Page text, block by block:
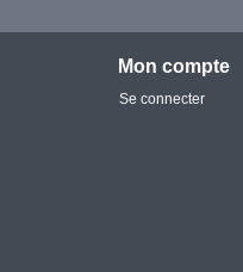
Mon compte
Se connecter